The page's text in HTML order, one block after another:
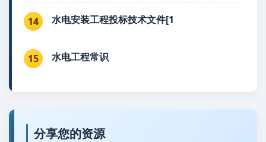
14 水电安装工程投标技术文件[1
15 水电工程常识
分享您的资源